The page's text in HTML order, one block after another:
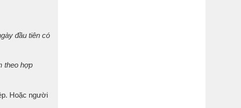
đầu tiên có
theo hợp
Hoặc người